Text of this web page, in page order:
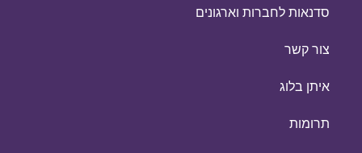
סדנאות לחברות וארגונים
צור קשר
איתן בלוג
תרומות